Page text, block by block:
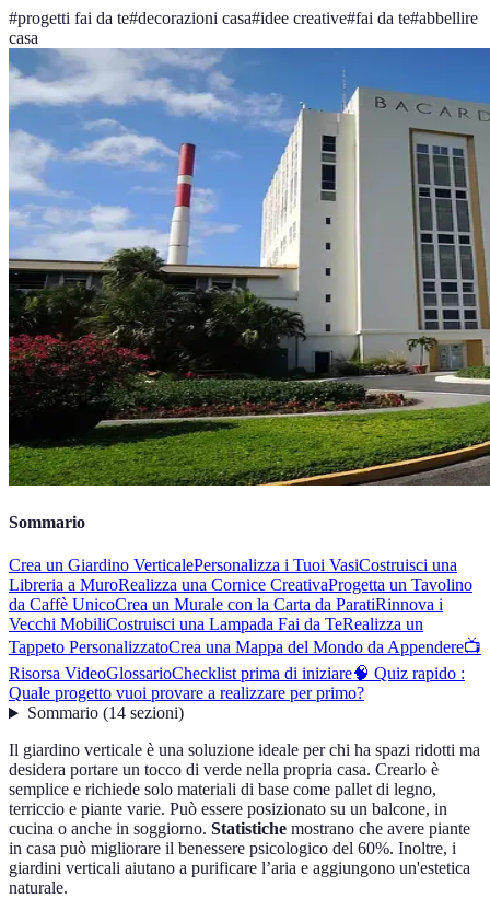
#progetti fai da te#decorazioni casa#idee creative#fai da te#abbellire
casa
Sommario
Crea un Giardino VerticalePersonalizza i Tuoi VasiCostruisci una
Libreria a MuroRealizza una Cornice CreativaProgetta un Tavolino
da Caffè UnicoCrea un Murale con la Carta da ParatiRinnova i
Vecchi MobiliCostruisci una Lampada Fai da TeRealizza un
Tappeto PersonalizzatoCrea una Mappa del Mondo da Appendere📺
Risorsa VideoGlossarioChecklist prima di iniziare🧠 Quiz rapido :
Quale progetto vuoi provare a realizzare per primo?
Sommario(14 sezioni)
Il giardino verticale è una soluzione ideale per chi ha spazi ridotti ma
desidera portare un tocco di verde nella propria casa. Crearlo è
semplice e richiede solo materiali di base come pallet di legno,
terriccio e piante varie. Può essere posizionato su un balcone, in
cucina o anche in soggiorno. Statistiche mostrano che avere piante
in casa può migliorare il benessere psicologico del 60%. Inoltre, i
giardini verticali aiutano a purificare l’aria e aggiungono un'estetica
naturale.